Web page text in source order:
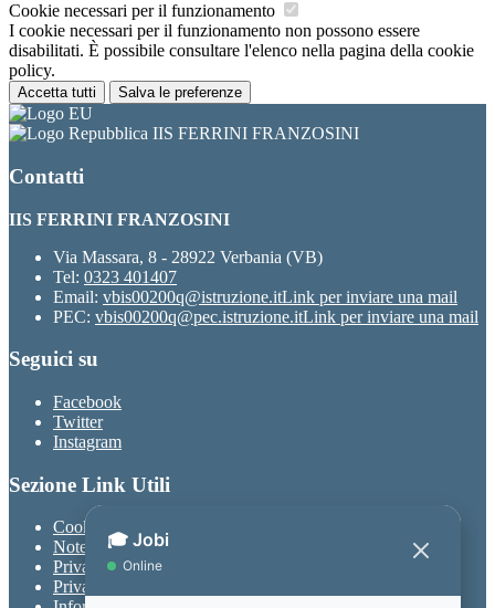
Cookie necessari per il funzionamento
I cookie necessari per il funzionamento non possono essere
disabilitati. È possibile consultare l'elenco nella pagina della cookie
policy.
Accetta tutti Salva le preferenze
IIS FERRINI FRANZOSINI
Contatti
IIS FERRINI FRANZOSINI
Via Massara, 8 - 28922 Verbania (VB)
Tel: 0323 401407
Email: vbis00200q@istruzione.itLink per inviare una mail
PEC: vbis00200q@pec.istruzione.itLink per inviare una mail
Seguici su
Facebook
Twitter
Instagram
Sezione Link Utili
Cookie policy
Note legali
Privacy
Privacy Policy